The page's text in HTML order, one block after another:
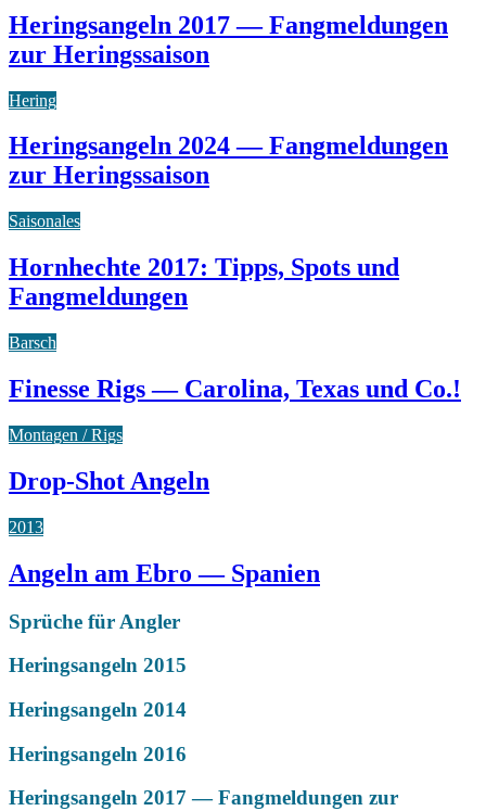
Heringsangeln 2017 — Fangmeldungen
zur Heringssaison
Hering
Heringsangeln 2024 — Fangmeldungen
zur Heringssaison
Saisonales
Hornhechte 2017: Tipps, Spots und
Fangmeldungen
Barsch
Finesse Rigs — Carolina, Texas und Co.!
Montagen / Rigs
Drop-Shot Angeln
2013
Angeln am Ebro — Spanien
Sprüche für Angler
Heringsangeln 2015
Heringsangeln 2014
Heringsangeln 2016
Heringsangeln 2017 — Fangmeldungen zur